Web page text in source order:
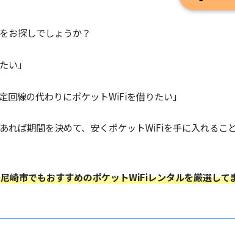
お探しでしょうか？
い」
回線の代わりにポケットWiFiを借りたい」
れば期間を決めて、安くポケットWiFiを手に入れるこ
崎市でもおすすめのポケットWiFiレンタルを厳選して